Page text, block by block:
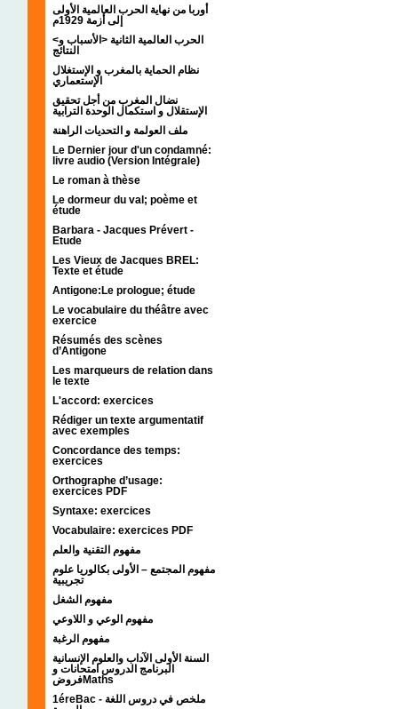
أوربا من نهاية الحرب العالمية الأولى
إلى أزمة 1929م
<الحرب العالمية الثانية <الأسباب و
النتائج
نظام الحماية بالمغرب و الإستغلال
الإستعماري
نضال المغرب من أجل تحقيق
الإستقلال و استكمال الوحدة الترابية
ملف العولمة و التحديات الراهنة
Le Dernier jour d'un condamné:
livre audio (Version Intégrale)
Le roman à thèse
Le dormeur du val; poème et
étude
Barbara - Jacques Prévert -
Etude
Les Vieux de Jacques BREL:
Texte et étude
Antigone:Le prologue; étude
Le vocabulaire du théâtre avec
exercice
Résumés des scènes
d’Antigone
Les marqueurs de relation dans
le texte
L'accord: exercices
Rédiger un texte argumentatif
avec exemples
Concordance des temps:
exercices
Orthographe d’usage:
exercices PDF
Syntaxe: exercices
Vocabulaire: exercices PDF
مفهوم التقنية والعلم
مفهوم المجتمع – الأولى بكالوريا علوم
تجريبية
مفهوم الشغل
مفهوم الوعي و اللاوعي
مفهوم الرغبة
السنة الأولى الآداب والعلوم الإنسانية
البرنامج الدروس امتحانات و
فروضMaths
1éreBac - ملخص في دروس اللغة